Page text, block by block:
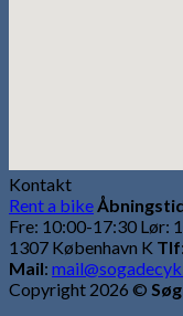
Kontakt
Rent a bike
Fre: 10:00-17:30 Lør:
1307 København K Tlf:
Mail:
Copyright 2026 ©